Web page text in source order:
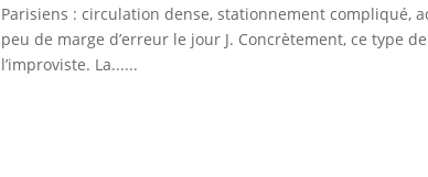
Parisiens : circulation dense, stationnement compliqué,
peu de marge d’erreur le jour J. Concrètement, ce type
l’improviste. La......